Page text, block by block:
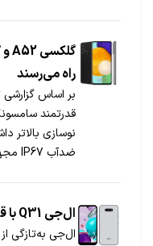
راه می‌رسند
بر اساس
قدرتمند
نوسازی بالاتر
ضدآب IP67 مجهز شوند.
ال‌جی Q31 با قیمت 180 دلار معرفی شد
ال‌جی به‌تازگی